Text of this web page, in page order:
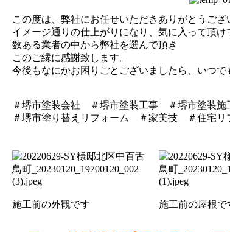
この度は、弊社にお任せいただきありがとうござ
イメージ通りの仕上がりになり、気に入って頂け
数ある業者の中から弊社を選んで頂き
このご縁に感謝致します。
今後もなにかお困りごとございましたら、いつで
＃堺市塗装会社 ＃堺市塗装工事 ＃堺市塗装
＃堺市塗り替えリフォーム ＃家美技 ＃住宅リ
施工前の外観です 施工前の屋根で